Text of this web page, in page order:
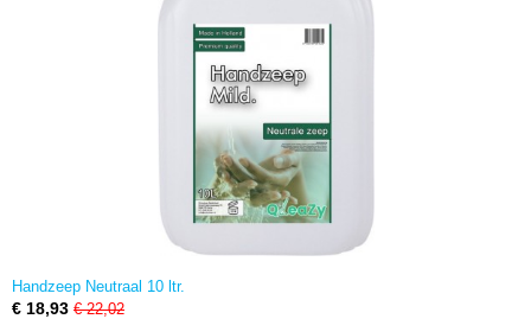
Handzeep Neutraal 10 ltr.
€ 18,93 € 22,02